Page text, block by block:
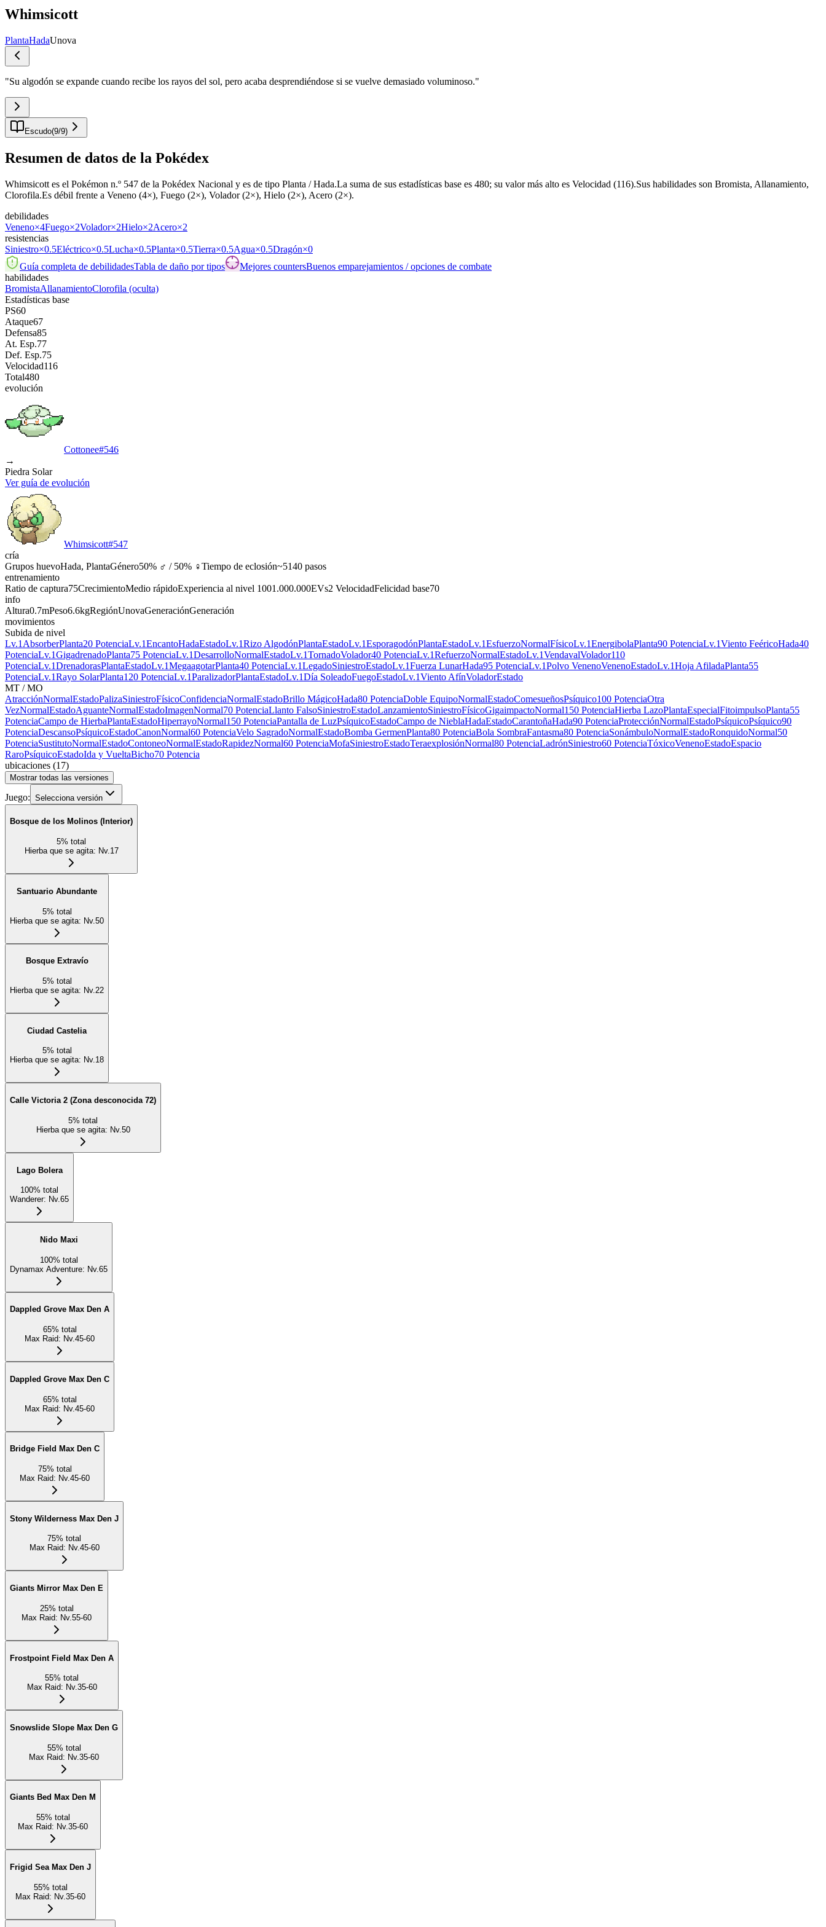
Whimsicott
PlantaHadaUnova
"Su algodón se expande cuando recibe los rayos del sol, pero acaba desprendiéndose si se vuelve demasiado voluminoso."
Escudo(9/9)
Resumen de datos de la Pokédex
Whimsicott es el Pokémon n.º 547 de la Pokédex Nacional y es de tipo Planta / Hada.La suma de sus estadísticas base es 480; su valor más alto es Velocidad (116).Sus habilidades son Bromista, Allanamiento,
Clorofila.Es débil frente a Veneno (4×), Fuego (2×), Volador (2×), Hielo (2×), Acero (2×).
debilidades
Veneno×4Fuego×2Volador×2Hielo×2Acero×2
resistencias
Siniestro×0.5Eléctrico×0.5Lucha×0.5Planta×0.5Tierra×0.5Agua×0.5Dragón×0
Guía completa de debilidadesTabla de daño por tipos Mejores countersBuenos emparejamientos / opciones de combate
habilidades
BromistaAllanamientoClorofila (oculta)
Estadísticas base
PS60
Ataque67
Defensa85
At. Esp.77
Def. Esp.75
Velocidad116
Total480
evolución
Cottonee#546
→
Piedra Solar
Ver guía de evolución
Whimsicott#547
cría
Grupos huevoHada, PlantaGénero50% ♂ / 50% ♀Tiempo de eclosión~5140 pasos
entrenamiento
Ratio de captura75CrecimientoMedio rápidoExperiencia al nivel 1001.000.000EVs2 VelocidadFelicidad base70
info
Altura0.7mPeso6.6kgRegiónUnovaGeneraciónGeneración
movimientos
Subida de nivel
Lv.1 AbsorberPlanta20 PotenciaLv.1EncantoHadaEstadoLv.1Rizo AlgodónPlantaEstadoLv.1EsporagodónPlantaEstadoLv.1EsfuerzoNormalFísicoLv.1EnergibolaPlanta90 PotenciaLv.1Viento FeéricoHada40
PotenciaLv.1GigadrenadoPlanta75 PotenciaLv.1DesarrolloNormalEstadoLv.1TornadoVolador40 PotenciaLv.1RefuerzoNormalEstadoLv.1VendavalVolador110
PotenciaLv.1DrenadorasPlantaEstadoLv.1MegaagotarPlanta40 PotenciaLv.1LegadoSiniestroEstadoLv.1Fuerza LunarHada95 PotenciaLv.1Polvo VenenoVenenoEstadoLv.1Hoja AfiladaPlanta55
PotenciaLv.1Rayo SolarPlanta120 PotenciaLv.1ParalizadorPlantaEstadoLv.1Día SoleadoFuegoEstadoLv.1Viento AfínVoladorEstado
MT / MO
AtracciónNormalEstadoPalizaSiniestroFísicoConfidenciaNormalEstadoBrillo MágicoHada80 PotenciaDoble EquipoNormalEstadoComesueñosPsíquico100 PotenciaOtra
VezNormalEstadoAguanteNormalEstadoImagenNormal70 PotenciaLlanto FalsoSiniestroEstadoLanzamientoSiniestroFísicoGigaimpactoNormal150 PotenciaHierba LazoPlantaEspecialFitoimpulsoPlanta55
PotenciaCampo de HierbaPlantaEstadoHiperrayoNormal150 PotenciaPantalla de LuzPsíquicoEstadoCampo de NieblaHadaEstadoCarantoñaHada90 PotenciaProtecciónNormalEstadoPsíquicoPsíquico90
PotenciaDescansoPsíquicoEstadoCanonNormal60 PotenciaVelo SagradoNormalEstadoBomba GermenPlanta80 PotenciaBola SombraFantasma80 PotenciaSonámbuloNormalEstadoRonquidoNormal50
PotenciaSustitutoNormalEstadoContoneoNormalEstadoRapidezNormal60 PotenciaMofaSiniestroEstadoTeraexplosiónNormal80 PotenciaLadrónSiniestro60 PotenciaTóxicoVenenoEstadoEspacio
RaroPsíquicoEstadoIda y VueltaBicho70 Potencia
ubicaciones (17)
Mostrar todas las versiones
Juego: Selecciona versión
Bosque de los Molinos (Interior)
5% total
Hierba que se agita: Nv.17
Santuario Abundante
5% total
Hierba que se agita: Nv.50
Bosque Extravío
5% total
Hierba que se agita: Nv.22
Ciudad Castelia
5% total
Hierba que se agita: Nv.18
Calle Victoria 2 (Zona desconocida 72)
5% total
Hierba que se agita: Nv.50
Lago Bolera
100% total
Wanderer: Nv.65
Nido Maxi
100% total
Dynamax Adventure: Nv.65
Dappled Grove Max Den A
65% total
Max Raid: Nv.45-60
Dappled Grove Max Den C
65% total
Max Raid: Nv.45-60
Bridge Field Max Den C
75% total
Max Raid: Nv.45-60
Stony Wilderness Max Den J
75% total
Max Raid: Nv.45-60
Giants Mirror Max Den E
25% total
Max Raid: Nv.55-60
Frostpoint Field Max Den A
55% total
Max Raid: Nv.35-60
Snowslide Slope Max Den G
55% total
Max Raid: Nv.35-60
Giants Bed Max Den M
55% total
Max Raid: Nv.35-60
Frigid Sea Max Den J
55% total
Max Raid: Nv.35-60